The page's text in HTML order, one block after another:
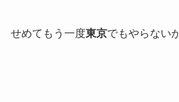
せめてもう一度東京でもやらない